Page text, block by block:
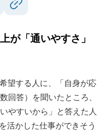
が「通いやすさ」
望する人に、「自身が応
回答）を聞いたところ、
やすいから」と答えた人
活かした仕事ができそう